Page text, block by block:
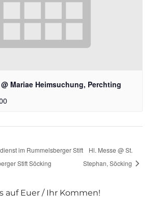
Mariae Heimsuchung, Perchting
im Rummelsberger Stift
Stift Söcking
Hl. Messe @ St.
Stephan, Söcking
auf Euer / Ihr Kommen!